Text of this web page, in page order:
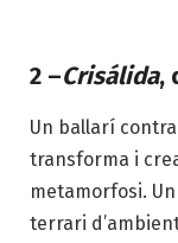
2 –Crisálida,
Un ballarí
transforma i
metamorfosi.
terrari